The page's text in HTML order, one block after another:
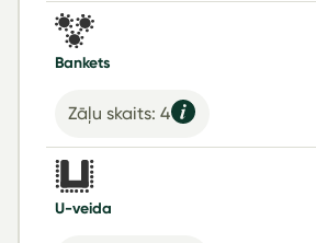
Bankets
Zāļu skaits: 4
U-veida